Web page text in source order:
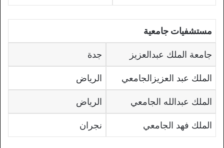
مستشفيات جامعية
جامعة الملك عبدالعزيز جدة
الملك عبد العزيزالجامعي الرياض
الملك عبدالله الجامعي الرياض
الملك فهد الجامعي نجران